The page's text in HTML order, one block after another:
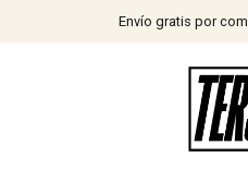
Envío gratis por